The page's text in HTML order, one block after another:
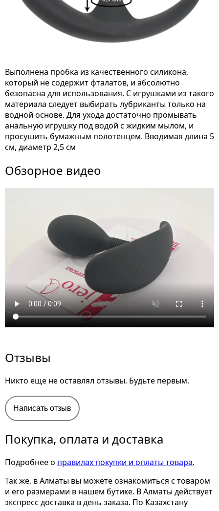
Выполнена пробка из качественного силикона,
который не содержит фталатов, и абсолютно
безопасна для использования. С игрушками из такого
материала следует выбирать лубриканты только на
водной основе. Для ухода достаточно промывать
анальную игрушку под водой с жидким мылом, и
просушить бумажным полотенцем. Вводимая длина 5
см, диаметр 2,5 см
Обзорное видео
Отзывы
Никто еще не оставлял отзывы. Будьте первым.
Написать отзыв
Покупка, оплата и доставка
Подробнее о правилах покупки и оплаты товара.
Так же, в Алматы вы можете ознакомиться с товаром
и его размерами в нашем бутике. В Алматы действует
экспресс доставка в день заказа. По Казахстану